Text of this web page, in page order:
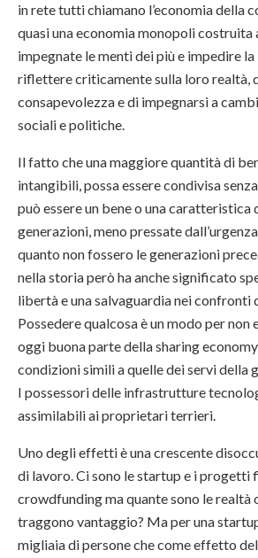
in rete tutti chiamano l’economia della
quasi una economia monopoli costruita
impegnate le menti dei più e impedire
riflettere criticamente sulla loro realtà,
consapevolezza e di impegnarsi a
sociali e politiche.
Il fatto che una maggiore quantità di
intangibili, possa essere condivisa
può essere un bene o una caratteristica
generazioni, meno pressate
quanto non fossero le generazioni
nella storia però ha anche significato
libertà e una salvaguardia nei confronti
Possedere qualcosa è un modo per non
oggi buona parte della sharing
condizioni simili a quelle dei servi della
I possessori delle infrastrutture
assimilabili ai proprietari terrieri.
Uno degli effetti è una crescente
di lavoro. Ci sono le startup e i progetti
crowdfunding ma quante sono le realtà
traggono vantaggio? Ma per una
migliaia di persone che come effetto